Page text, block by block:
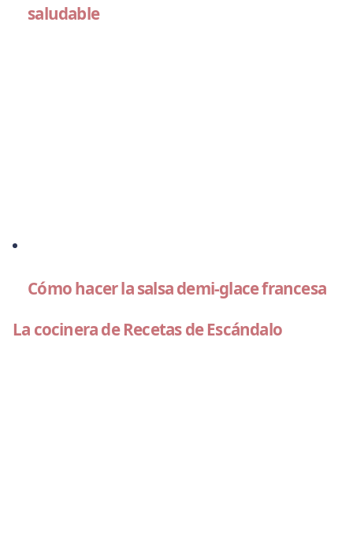
saludable
Cómo hacer la salsa demi-glace francesa
La cocinera de Recetas de Escándalo